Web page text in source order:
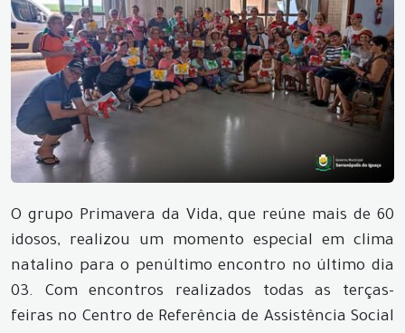
O grupo Primavera da Vida, que reúne mais de 60
idosos, realizou um momento especial em clima
natalino para o penúltimo encontro no último dia
03. Com encontros realizados todas as terças-
feiras no Centro de Referência de Assistência Social